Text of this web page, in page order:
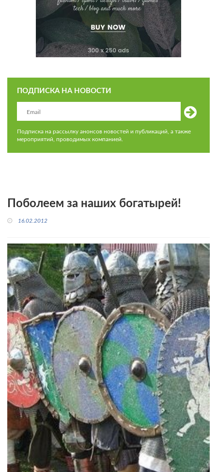
ПОДПИСКА НА НОВОСТИ
Подписка на рассылку анонсов новостей и публикаций, а также
мероприятий, проводимых компанией.
Поболеем за наших богатырей!
16.02.2012